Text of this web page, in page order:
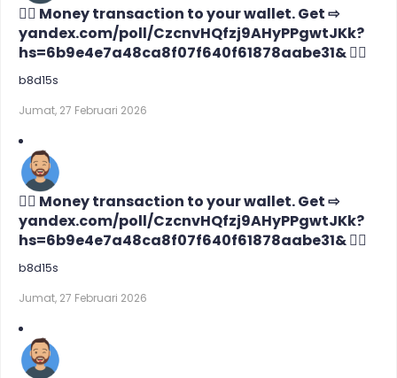
🙇‍♀️ Money transaction to your wallet. Get ⇨
yandex.com/poll/CzcnvHQfzj9AHyPPgwtJKk?
hs=6b9e4e7a48ca8f07f640f61878aabe31& 🙇‍♀️
b8d15s
Jumat, 27 Februari 2026
🙇‍♀️ Money transaction to your wallet. Get ⇨
yandex.com/poll/CzcnvHQfzj9AHyPPgwtJKk?
hs=6b9e4e7a48ca8f07f640f61878aabe31& 🙇‍♀️
b8d15s
Jumat, 27 Februari 2026